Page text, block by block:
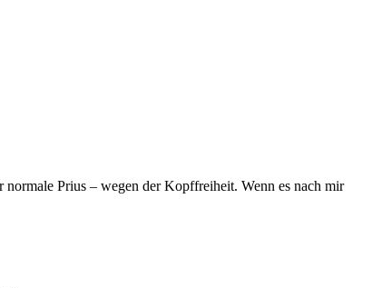
Prius – wegen der Kopffreiheit. Wenn es nach mir